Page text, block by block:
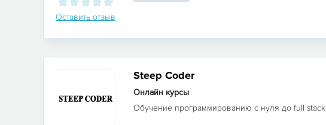
Оставить отзыв
Steep Coder
Онлайн курсы
Обучение программированию c нуля до full stack